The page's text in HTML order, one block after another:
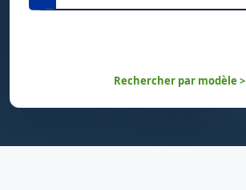
Rechercher par modèle >